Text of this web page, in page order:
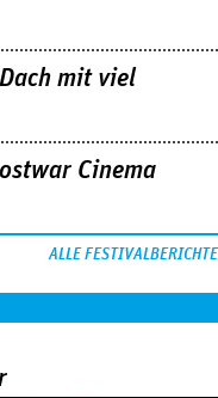
mit viel
Cinema
ALLE FESTIVALBERICHTE